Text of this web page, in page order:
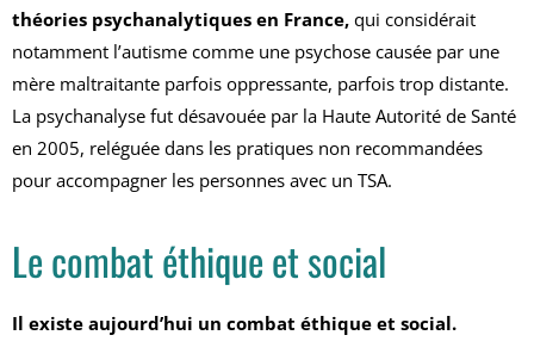
théories psychanalytiques en France, qui considérait
notamment l’autisme comme une psychose causée par une
mère maltraitante parfois oppressante, parfois trop distante.
La psychanalyse fut désavouée par la Haute Autorité de Santé
en 2005, reléguée dans les pratiques non recommandées
pour accompagner les personnes avec un TSA.
Le combat éthique et social
Il existe aujourd’hui un combat éthique et social.